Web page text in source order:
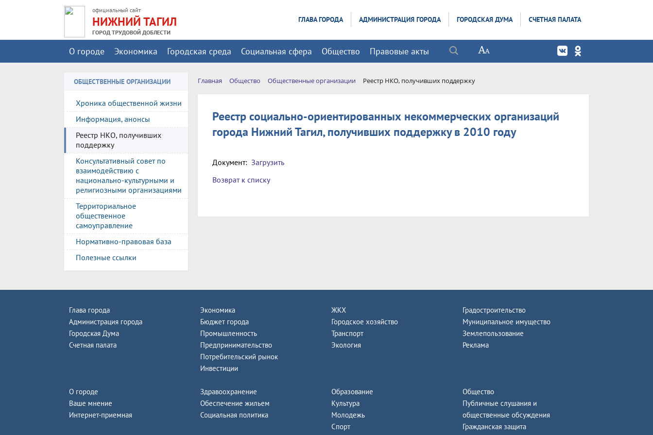
официальный сайт
НИЖНИЙ ТАГИЛ
ГОРОД ТРУДОВОЙ ДОБЛЕСТИ
ГЛАВА ГОРОДА АДМИНИСТРАЦИЯ ГОРОДА ГОРОДСКАЯ ДУМА СЧЕТНАЯ ПАЛАТА
О городе Экономика Городская среда Социальная сфера Общество Правовые акты
ОБЩЕСТВЕННЫЕ ОРГАНИЗАЦИИ
Хроника общественной жизни
Информация, анонсы
Реестр НКО, получивших
поддержку
Консультативный совет по
взаимодействию с
национально-культурными и
религиозными организациями
Территориальное
общественное
самоуправление
Нормативно-правовая база
Полезные ссылки
Главная Общество Общественные организации Реестр НКО, получивших поддержку
Реестр социально-ориентированных некоммерческих организаций
города Нижний Тагил, получивших поддержку в 2010 году
Документ: Загрузить
Возврат к списку
Глава города
Администрация города
Городская Дума
Счетная палата
Экономика
Бюджет города
Промышленность
Предпринимательство
Потребительский рынок
Инвестиции
ЖКХ
Городское хозяйство
Транспорт
Экология
Градостроительство
Муниципальное имущество
Землепользование
Реклама
О городе
Ваше мнение
Интернет-приемная
Здравоохранение
Обеспечение жильем
Социальная политика
Образование
Культура
Молодежь
Спорт
Общество
Публичные слушания и
общественные обсуждения
Гражданская защита